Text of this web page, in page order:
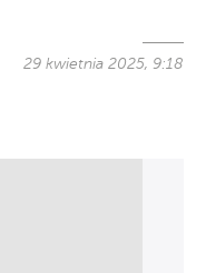
29 kwietnia 2025, 9:18